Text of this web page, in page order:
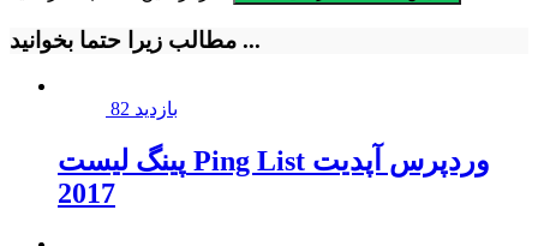
مطالب زیرا حتما بخوانید ...
82 بازدید
پینگ لیست Ping List وردپرس آپدیت
2017